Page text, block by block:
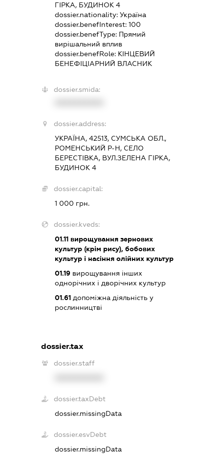
ГІРКА, БУДИНОК 4
dossier.nationality: Україна
dossier.benefInterest: 100
dossier.benefType: Прямий
вирішальний вплив
dossier.benefRole: КІНЦЕВИЙ
БЕНЕФІЦІАРНИЙ ВЛАСНИК
dossier.smida:
dossier.address:
УКРАЇНА, 42513, СУМСЬКА ОБЛ.,
РОМЕНСЬКИЙ Р-Н, СЕЛО
БЕРЕСТІВКА, ВУЛ.ЗЕЛЕНА ГІРКА,
БУДИНОК 4
dossier.capital:
1 000 грн.
dossier.kveds:
01.11вирощування зернових
культур (крім рису), бобових
культур і насіння олійних культур
01.19вирощування інших
однорічних і дворічних культур
01.61допоміжна діяльність у
рослинництві
dossier.tax
dossier.staff
dossier.taxDebt
dossier.missingData
dossier.esvDebt
dossier.missingData